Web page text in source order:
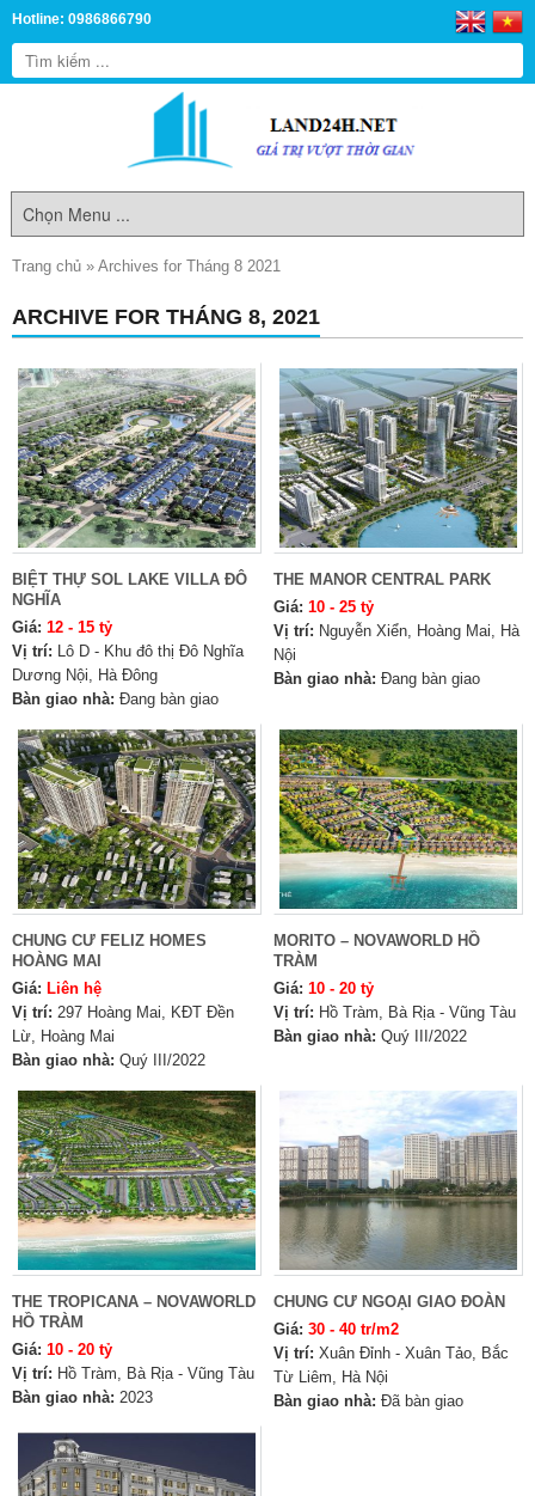
Hotline: 0986866790
Trang chủ » Archives for Tháng 8 2021
ARCHIVE FOR THÁNG 8, 2021
BIỆT THỰ SOL LAKE VILLA ĐÔ
NGHĨA
Giá: 12 - 15 tỷ
Vị trí: Lô D - Khu đô thị Đô Nghĩa
Dương Nội, Hà Đông
Bàn giao nhà: Đang bàn giao
THE MANOR CENTRAL PARK
Giá: 10 - 25 tỷ
Vị trí: Nguyễn Xiển, Hoàng Mai, Hà
Nội
Bàn giao nhà: Đang bàn giao
CHUNG CƯ FELIZ HOMES
HOÀNG MAI
Giá: Liên hệ
Vị trí: 297 Hoàng Mai, KĐT Đền
Lừ, Hoàng Mai
Bàn giao nhà: Quý III/2022
MORITO – NOVAWORLD HỒ
TRÀM
Giá: 10 - 20 tỷ
Vị trí: Hồ Tràm, Bà Rịa - Vũng Tàu
Bàn giao nhà: Quý III/2022
THE TROPICANA – NOVAWORLD
HỒ TRÀM
Giá: 10 - 20 tỷ
Vị trí: Hồ Tràm, Bà Rịa - Vũng Tàu
Bàn giao nhà: 2023
CHUNG CƯ NGOẠI GIAO ĐOÀN
Giá: 30 - 40 tr/m2
Vị trí: Xuân Đỉnh - Xuân Tảo, Bắc
Từ Liêm, Hà Nội
Bàn giao nhà: Đã bàn giao